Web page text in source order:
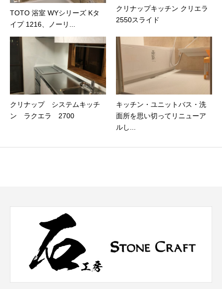
TOTO 浴室 WYシリーズ Kタ
イプ 1216、ノーリ...
クリナップキッチン クリエラ
2550スライド
クリナップ システムキッチ
ン ラクエラ 2700
キッチン・ユニットバス・洗
面所を思い切ってリニューア
ルし...